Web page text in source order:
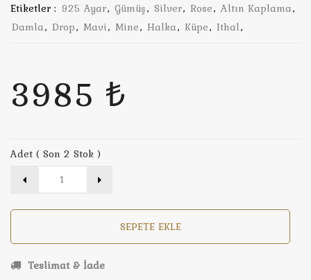
Etiketler : 925 Ayar, Gümüş, Silver, Rose, Altın Kaplama,
Damla, Drop, Mavi, Mine, Halka, Küpe, Ithal,
3985 ₺
Adet ( Son 2 Stok )
SEPETE EKLE
Teslimat & İade